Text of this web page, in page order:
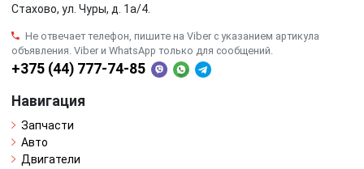
Стахово, ул. Чуры, д. 1a/4.
Не отвечает телефон, пишите на Viber с указанием артикула
объявления. Viber и WhatsApp только для сообщений.
+375 (44) 777-74-85
Навигация
Запчасти
Авто
Двигатели